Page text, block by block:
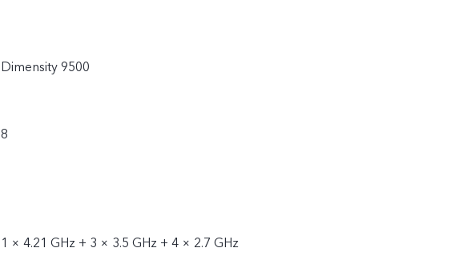
Dimensity 9500
8
1 × 4.21 GHz + 3 × 3.5 GHz + 4 × 2.7 GHz